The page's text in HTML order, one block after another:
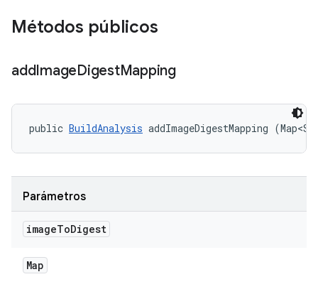
Métodos públicos
addImageDigestMapping
public BuildAnalysis addImageDigestMapping
Parámetros
imageToDigest
Map